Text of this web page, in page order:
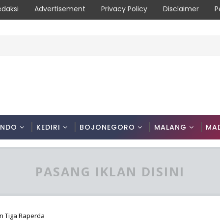
Advertisement Privacy Policy Disclaimer
KEDIRI BOJONEGORO MALANG
PASANG IKLAN DISINI
Tiga Raperda